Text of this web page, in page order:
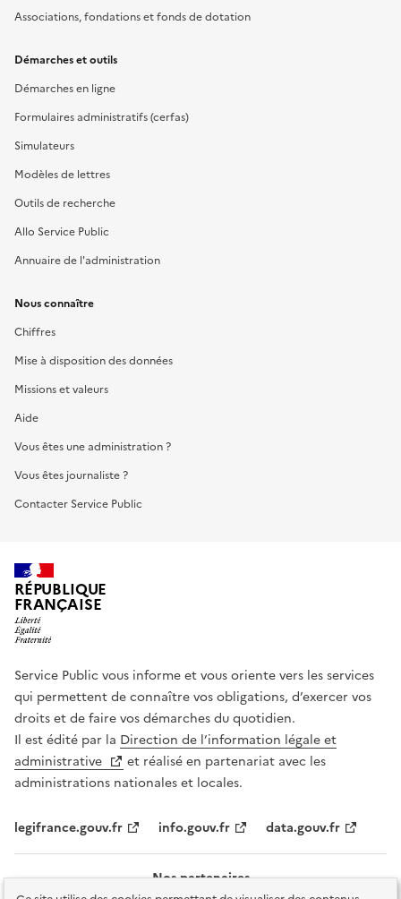
Associations, fondations et fonds de dotation
Démarches et outils
Démarches en ligne
Formulaires administratifs (cerfas)
Simulateurs
Modèles de lettres
Outils de recherche
Allo Service Public
Annuaire de l'administration
Nous connaître
Chiffres
Mise à disposition des données
Missions et valeurs
Aide
Vous êtes une administration ?
Vous êtes journaliste ?
Contacter Service Public
RÉPUBLIQUE
FRANÇAISE
Service Public vous informe et vous oriente vers les services
qui permettent de connaître vos obligations, d’exercer vos
droits et de faire vos démarches du quotidien.
Il est édité par la Direction de l’information légale et
administrative
et réalisé en partenariat avec les
administrations nationales et locales.
legifrance.gouv.fr info.gouv.fr data.gouv.fr
Nos partenaires